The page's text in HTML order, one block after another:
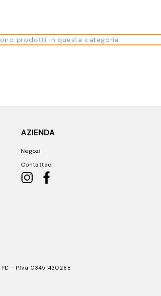
prodotti in questa categoria.
AZIENDA
Negozi
Contattaci
- P.Iva 03451430288